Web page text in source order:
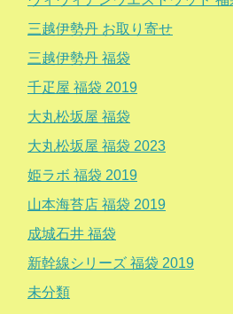
三越伊勢丹 お取り寄せ
三越伊勢丹 福袋
千疋屋 福袋 2019
大丸松坂屋 福袋
大丸松坂屋 福袋 2023
姫ラボ 福袋 2019
山本海苔店 福袋 2019
成城石井 福袋
新幹線シリーズ 福袋 2019
未分類